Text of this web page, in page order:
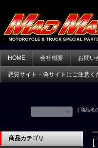
HOME 会社概要 お問い
悪質サイト・偽サイトにご注意く
[ 商品名
[
商品カテゴリ